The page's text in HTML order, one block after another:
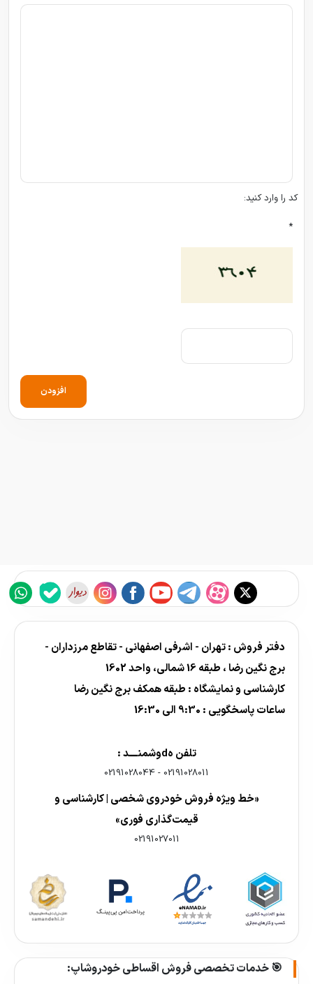
کد را وارد کنید:
*
افزودن
دفتر فروش : تهران - اشرفی اصفهانی - تقاطع مرزداران -
برج نگین رضا ، طبقه 16 شمالی، واحد 1602
کارشناسی و نمایشگاه : طبقه همکف برج نگین رضا
ساعات پاسخگویی : 9:30 الی 16:30
تلفن هdوشمنــــد :
02191028011
-
02191028044
«خط ویژه فروش خودروی شخصی | کارشناسی و
قیمت‌گذاری فوری»
02191027011
🎯 خدمات تخصصی فروش اقساطی خودروشاپ: